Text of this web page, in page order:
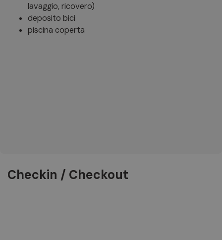
lavaggio, ricovero)
deposito bici
piscina coperta
Checkin / Checkout